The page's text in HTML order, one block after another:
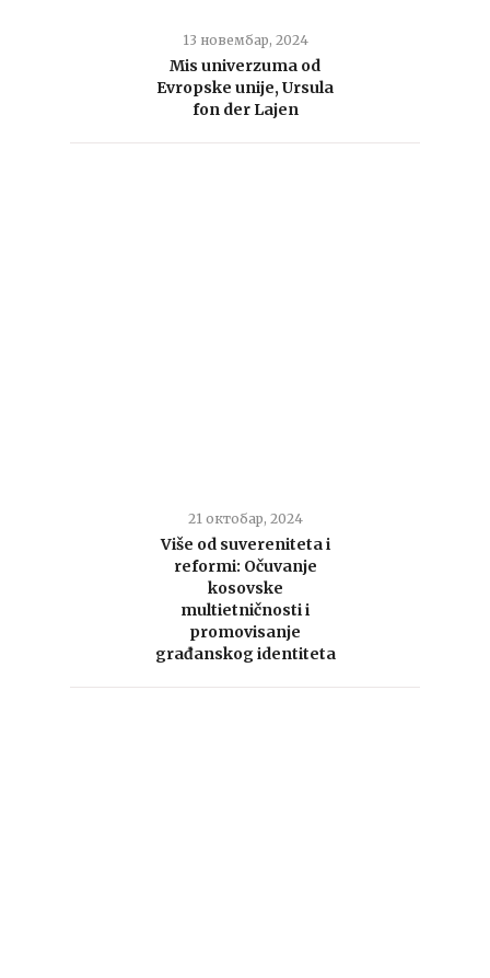
13 новембар, 2024
Mis univerzuma od
Evropske unije, Ursula
fon der Lajen
21 октобар, 2024
Više od suvereniteta i
reformi: Očuvanje
kosovske
multietničnosti i
promovisanje
građanskog identiteta